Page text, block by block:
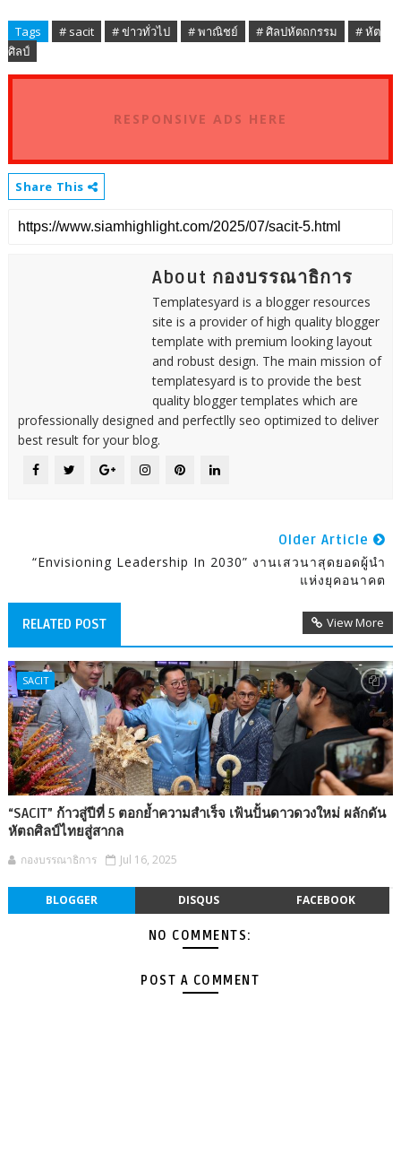
Tags # sacit # ข่าวทั่วไป # พาณิชย์ # ศิลปหัตถกรรม
# หัต
ศิลป์
RESPONSIVE ADS HERE
Share This
About กองบรรณาธิการ
Templatesyard is a blogger resources
site is a provider of high quality blogger
template with premium looking layout
and robust design. The main mission of
templatesyard is to provide the best
quality blogger templates which are
professionally designed and perfectlly seo optimized to deliver
best result for your blog.
Older Article
“Envisioning Leadership In 2030” งานเสวนาสุดยอดผู้นำ
แห่งยุคอนาคต
RELATED POST View More
SACIT
“SACIT” ก้าวสู่ปีที่ 5 ตอกย้ำความสำเร็จ เฟ้นปั้นดาวดวงใหม่ ผลักดัน
หัตถศิลป์ไทยสู่สากล
กองบรรณาธิการ Jul 16, 2025
BLOGGER DISQUS FACEBOOK
NO COMMENTS:
POST A COMMENT